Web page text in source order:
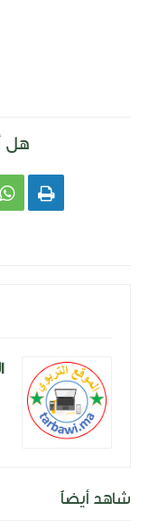
هل
 
شاهد أيضاً